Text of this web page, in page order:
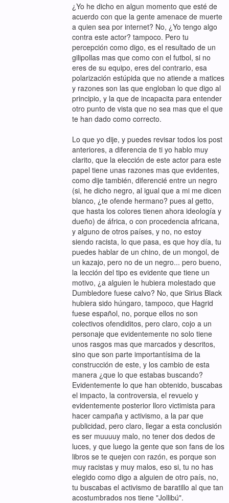
¿Yo he dicho en algun momento que esté de
acuerdo con que la gente amenace de muerte
a quien sea por internet? No, ¿Yo tengo algo
contra este actor? tampoco. Pero tu
percepción como digo, es el resultado de un
gilipollas mas que como con el futbol, si no
eres de su equipo, eres del contrario, esa
polarización estúpida que no atiende a matices
y razones son las que engloban lo que digo al
principio, y la que de incapacita para entender
otro punto de vista que no sea mas que el que
te han dado como correcto.
Lo que yo dije, y puedes revisar todos los post
anteriores, a diferencia de ti yo hablo muy
clarito, que la elección de este actor para este
papel tiene unas razones mas que evidentes,
como dije también, diferencié entre un negro
(si, he dicho negro, al igual que a mi me dicen
blanco, ¿te ofende hermano? pues al getto,
que hasta los colores tienen ahora ideología y
dueño) de áfrica, o con procedencia africana,
y alguno de otros países, y no, no estoy
siendo racista, lo que pasa, es que hoy día, tu
puedes hablar de un chino, de un mongol, de
un kazajo, pero no de un negro... pero bueno,
la lección del tipo es evidente que tiene un
motivo, ¿a alguien le hubiera molestado que
Dumbledore fuese calvo? No, que Sirius Black
hubiera sido húngaro, tampoco, que Hagrid
fuese español, no, porque ellos no son
colectivos ofendiditos, pero claro, cojo a un
personaje que evidentemente no solo tiene
unos rasgos mas que marcados y descritos,
sino que son parte importantísima de la
construcción de este, y los cambio de esta
manera ¿que lo que estabas buscando?
Evidentemente lo que han obtenido, buscabas
el impacto, la controversia, el revuelo y
evidentemente posterior lloro victimista para
hacer campaña y activismo, a la par que
publicidad, pero claro, llegar a esta conclusión
es ser muuuuy malo, no tener dos dedos de
luces, y que luego la gente que son fans de los
libros se te quejen con razón, es porque son
muy racistas y muy malos, eso si, tu no has
elegido como digo a alguien de otro país, no,
tu buscabas el activismo de baratillo al que tan
acostumbrados nos tiene "Jollibú".